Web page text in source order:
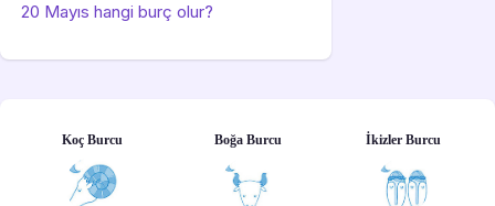
20 Mayıs hangi burç olur?
Koç Burcu Boğa Burcu İkizler Burcu